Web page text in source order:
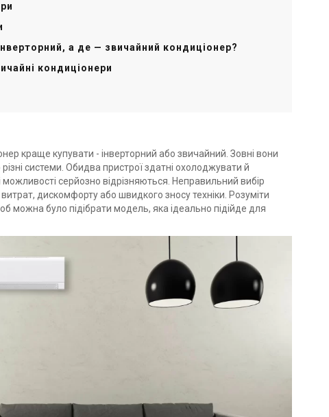
а де — звичайний кондиціонер?
кондиціонери
краще купувати - інверторний або звичайний. Зовні вони
системи. Обидва пристрої здатні охолоджувати й
можливості серйозно відрізняються. Неправильний вибір
дискомфорту або швидкого зносу техніки. Розуміти
було підібрати модель, яка ідеально підійде для